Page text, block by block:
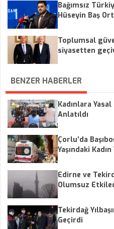
Bağımsız
Hüseyin Baş
Toplumsal
siyasetten
BENZER HABERLER
Kadınlara
Anlatıldı
Çorlu’da
Yaşındaki
Edirne ve
Olumsuz
Tekirdağ
Geçirdi